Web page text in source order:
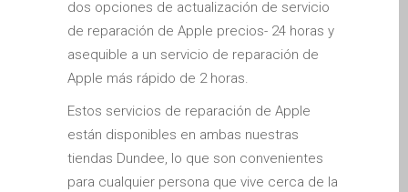
Apple iPhone SE Repair
Dundee
Apple iPod Repair Dundee
Apple Mac macOS & OS X
Repairs
Apple Mac Mini Repairs
and Upgrades in Dundee
dos opciones de actualización de servicio
de reparación de Apple precios- 24 horas y
asequible a un servicio de reparación de
Apple más rápido de 2 horas.
Estos servicios de reparación de Apple
están disponibles en ambas nuestras
tiendas Dundee, lo que son convenientes
para cualquier persona que vive cerca de la